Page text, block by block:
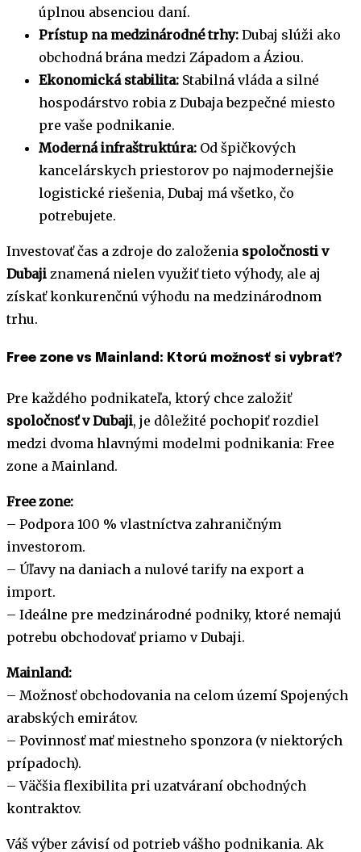
úplnou absenciou daní.
Prístup na medzinárodné trhy: Dubaj slúži ako
obchodná brána medzi Západom a Áziou.
Ekonomická stabilita: Stabilná vláda a silné
hospodárstvo robia z Dubaja bezpečné miesto
pre vaše podnikanie.
Moderná infraštruktúra: Od špičkových
kancelárskych priestorov po najmodernejšie
logistické riešenia, Dubaj má všetko, čo
potrebujete.
Investovať čas a zdroje do založenia spoločnosti v
Dubaji znamená nielen využiť tieto výhody, ale aj
získať konkurenčnú výhodu na medzinárodnom
trhu.
Free zone vs Mainland: Ktorú možnosť si vybrať?
Pre každého podnikateľa, ktorý chce založiť
spoločnosť v Dubaji, je dôležité pochopiť rozdiel
medzi dvoma hlavnými modelmi podnikania: Free
zone a Mainland.
Free zone:
– Podpora 100 % vlastníctva zahraničným
investorom.
– Úľavy na daniach a nulové tarify na export a
import.
– Ideálne pre medzinárodné podniky, ktoré nemajú
potrebu obchodovať priamo v Dubaji.
Mainland:
– Možnosť obchodovania na celom území Spojených
arabských emirátov.
– Povinnosť mať miestneho sponzora (v niektorých
prípadoch).
– Väčšia flexibilita pri uzatváraní obchodných
kontraktov.
Váš výber závisí od potrieb vášho podnikania. Ak